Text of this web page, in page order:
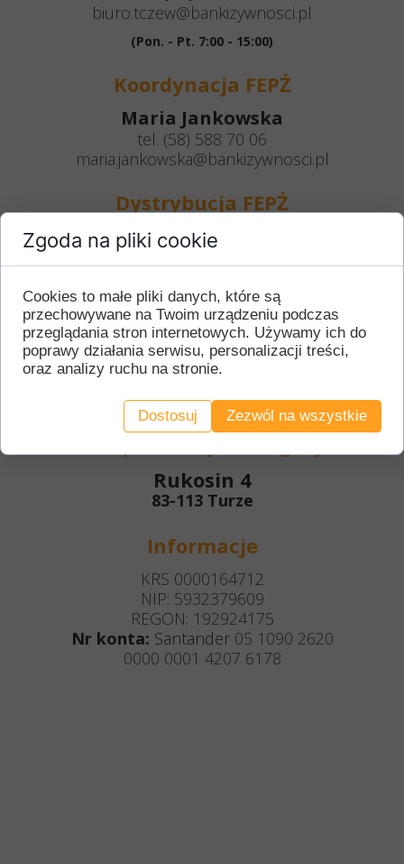
Siedziba
ul. Kwiatowa 2
83-110 Tczew
Rukosin 4
83-113 Turze
Informacje
KRS 0000164712
NIP: 5932379609
REGON: 192924175
Nr konta: Santander 05 1090 2620
0000 0001 4207 6178
biuro.tczew@bankizywnosci.pl
(Pon. - Pt. 7:00 - 15:00)
Koordynacja FEPŻ
Maria Jankowska
tel. (58) 588 70 06
maria.jankowska@bankizywnosci.pl
Dystrybucja FEPŻ
Justyna Nibus
Zgoda na pliki cookie
Cookies to małe pliki danych, które są
przechowywane na Twoim urządzeniu podczas
przeglądania stron internetowych. Używamy ich do
poprawy działania serwisu, personalizacji treści,
oraz analizy ruchu na stronie.
Dostosuj Zezwól na wszystkie